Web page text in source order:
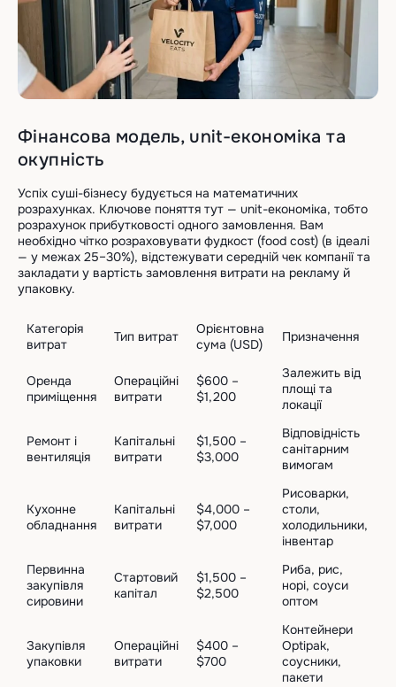
Фінансова модель, unit-економіка та
окупність
Успіх суші-бізнесу будується на математичних
розрахунках. Ключове поняття тут — unit-економіка, тобто
розрахунок прибутковості одного замовлення. Вам
необхідно чітко розраховувати фудкост (food cost) (в ідеалі
— у межах 25–30%), відстежувати середній чек компанії та
закладати у вартість замовлення витрати на рекламу й
упаковку.
Категорія
витрат
Тип витрат
Орієнтовна
сума (USD)
Призначення
Оренда
приміщення
Операційні
витрати
$600 –
$1,200
Залежить від
площі та
локації
Ремонт і
вентиляція
Капітальні
витрати
$1,500 –
$3,000
Відповідність
санітарним
вимогам
Кухонне
обладнання
Капітальні
витрати
$4,000 –
$7,000
Рисоварки,
столи,
холодильники,
інвентар
Первинна
закупівля
сировини
Стартовий
капітал
$1,500 –
$2,500
Риба, рис,
норі, соуси
оптом
Закупівля
упаковки
Операційні
витрати
$400 –
$700
Контейнери
Optipak,
соусники,
пакети